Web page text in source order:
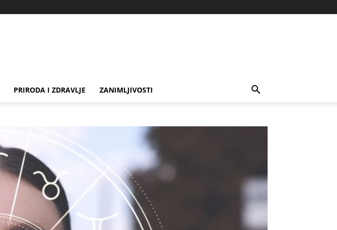
PRIRODA I ZDRAVLJE ZANIMLJIVOSTI